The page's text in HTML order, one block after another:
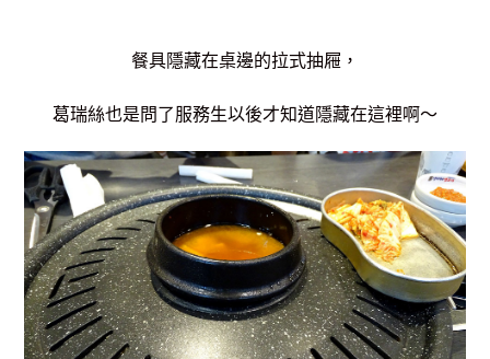
餐具隱藏在桌邊的拉式抽屜，
葛瑞絲也是問了服務生以後才知道隱藏在這裡啊～